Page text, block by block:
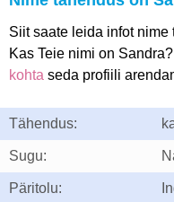
Siit saate leida infot
Kas Teie nimi on
kohta seda profiili
Tähendus:
Sugu:
Päritolu: